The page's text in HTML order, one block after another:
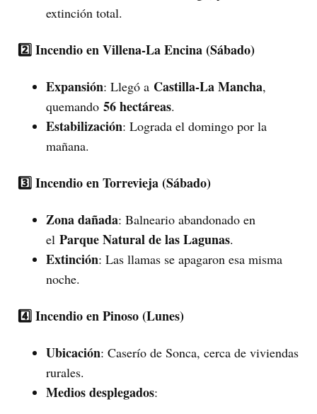
extinción total.
2️⃣ Incendio en Villena-La Encina (Sábado)
Expansión: Llegó a Castilla-La Mancha,
quemando 56 hectáreas.
Estabilización: Lograda el domingo por la
mañana.
3️⃣ Incendio en Torrevieja (Sábado)
Zona dañada: Balneario abandonado en
el Parque Natural de las Lagunas.
Extinción: Las llamas se apagaron esa misma
noche.
4️⃣ Incendio en Pinoso (Lunes)
Ubicación: Caserío de Sonca, cerca de viviendas
rurales.
Medios desplegados: